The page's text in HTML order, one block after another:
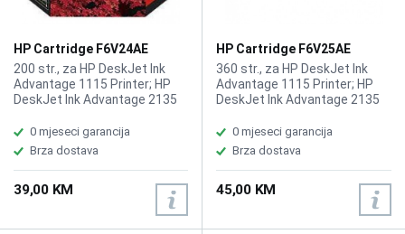
HP Cartridge F6V24AE
No.652 Color
200 str., za HP DeskJet Ink
Advantage 1115 Printer; HP
DeskJet Ink Advantage 2135
Ink Advantage 3635 All-in-One
Printer; HP DeskJet Ink
Advantage 3835 All-in-One
Printer
0 mjeseci garancija
Brza dostava
39,00 KM
HP Cartridge F6V25AE
No.652 Black
360 str., za HP DeskJet Ink
Advantage 1115 Printer; HP
DeskJet Ink Advantage 2135
Ink Advantage 3635 All-in-One
Printer; HP DeskJet Ink
Advantage 3835 All-in-One
Printer
0 mjeseci garancija
Brza dostava
45,00 KM